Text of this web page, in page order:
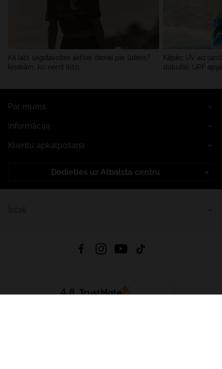
Kā labi sagatavoties aktīvai dienai pie ūdens?
Iesakām, ko ņemt līdzi
Kāpēc UV
dubultai: UPF
Par mums
Informācija
Klientu apkalpošana
Dodieties uz Atbalsta centru
4.8